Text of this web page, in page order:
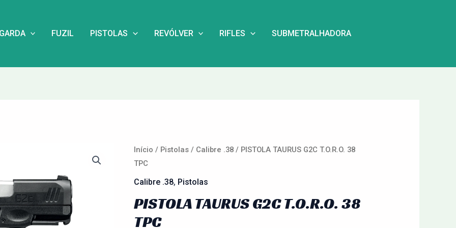
FUZIL PISTOLAS REVÓLVER RIFLES SUBMETRALHADORA
Início / Pistolas / Calibre .38 / PISTOLA TAURUS G2C T.O.R.O. 38
TPC
Calibre .38, Pistolas
PISTOLA TAURUS G2C T.O.R.O. 38
TPC